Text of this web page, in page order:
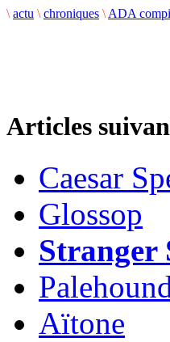
\ actu \ chroniques \ ADA
Articles
Caesar
Glossop
Stranger
Aïtone